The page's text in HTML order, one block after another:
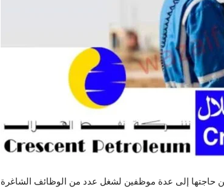
حاجتها إلى عدة موظفين لشغل عدد من الوظائف الشاغرة